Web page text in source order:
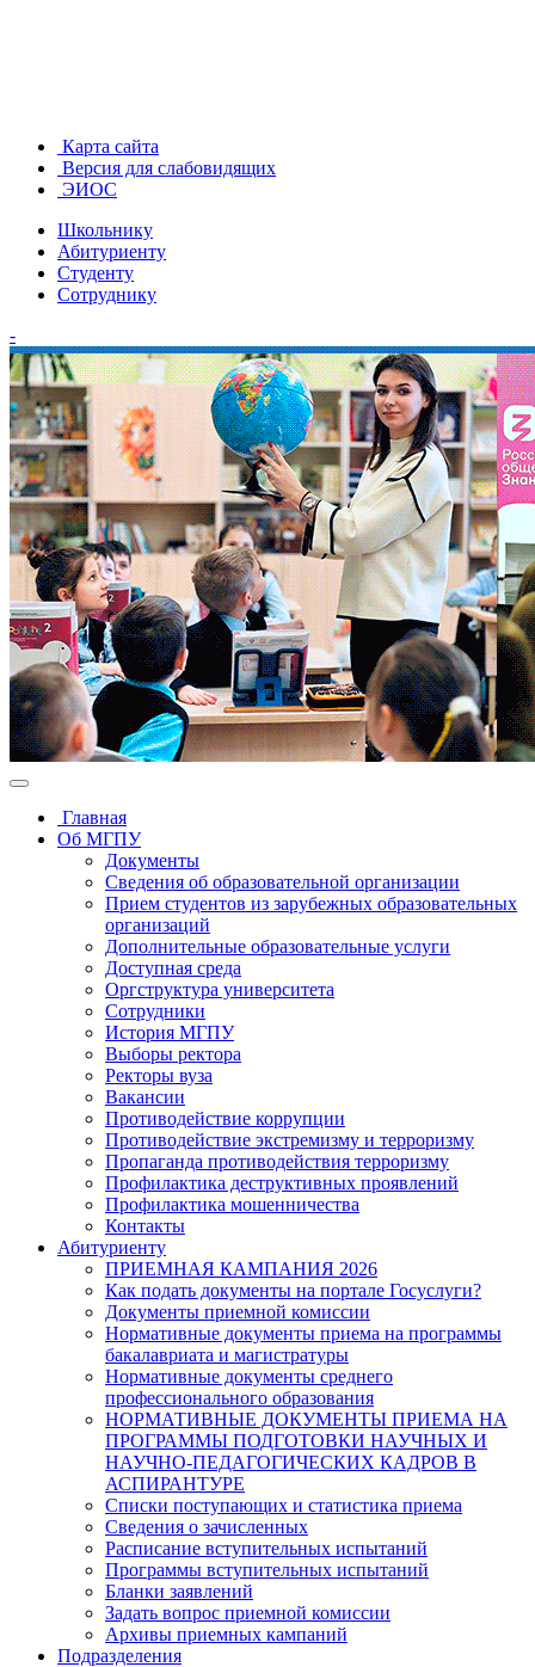
Карта сайта
Версия для слабовидящих
ЭИОС
Школьнику
Абитуриенту
Студенту
Сотруднику
-
Главная
Об МГПУ
Документы
Сведения об образовательной организации
Прием студентов из зарубежных образовательных
организаций
Дополнительные образовательные услуги
Доступная среда
Оргструктура университета
Сотрудники
История МГПУ
Выборы ректора
Ректоры вуза
Вакансии
Противодействие коррупции
Противодействие экстремизму и терроризму
Пропаганда противодействия терроризму
Профилактика деструктивных проявлений
Профилактика мошенничества
Контакты
Абитуриенту
ПРИЕМНАЯ КАМПАНИЯ 2026
Как подать документы на портале Госуслуги?
Документы приемной комиссии
Нормативные документы приема на программы
бакалавриата и магистратуры
Нормативные документы среднего
профессионального образования
НОРМАТИВНЫЕ ДОКУМЕНТЫ ПРИЕМА НА
ПРОГРАММЫ ПОДГОТОВКИ НАУЧНЫХ И
НАУЧНО-ПЕДАГОГИЧЕСКИХ КАДРОВ В
АСПИРАНТУРЕ
Списки поступающих и статистика приема
Сведения о зачисленных
Расписание вступительных испытаний
Программы вступительных испытаний
Бланки заявлений
Задать вопрос приемной комиссии
Архивы приемных кампаний
Подразделения